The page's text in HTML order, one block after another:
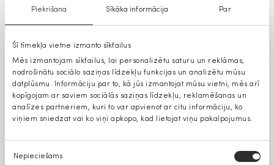
Piekrišana Sīkāka informācija Par
Šī tīmekļa vietne izmanto sīkfailus
Mēs izmantojam sīkfailus, lai personalizētu saturu un reklāmas,
nodrošinātu sociālo saziņas līdzekļu funkcijas un analizētu mūsu
datplūsmu. Informāciju par to, kā jūs izmantojat mūsu vietni, mēs arī
kopīgojam ar saviem sociālās saziņas līdzekļu, reklamēšanas un
analīzes partneriem, kuri to var apvienot ar citu informāciju, ko
viņiem sniedzat vai ko viņi apkopo, kad lietojat viņu pakalpojumus.
Piekrišanas
Nepieciešams